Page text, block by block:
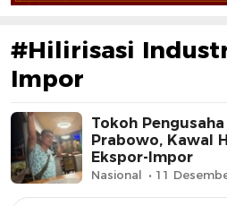
#Hilirisasi
Impor
Tokoh
Prabowo, Kawal
Ekspor-Impor
Nasional 11